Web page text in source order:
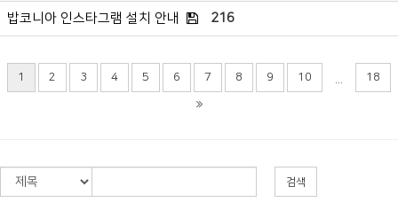
밥코니아 인스타그램 설치 안내 216
1 2 3 4 5 6 7 8 9 10 18
검색